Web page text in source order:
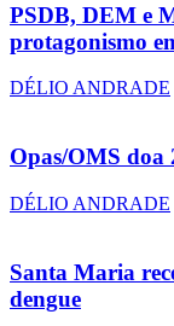
PSDB, DEM e
protagonismo
DÉLIO ANDRADE
Opas/OMS doa
DÉLIO ANDRADE
Santa Maria
dengue